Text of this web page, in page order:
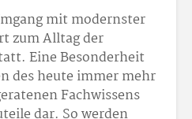
mit modernster
zum Alltag der
Eine Besonderheit
des heute immer mehr
Fachwissens
dar. So werden